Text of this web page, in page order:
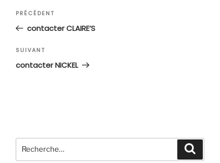
Navigation
l’article
Article
précédent
PRÉCÉDENT
contacter CLAIRE’S
Article
suivant
SUIVANT
contacter NICKEL
Recherche
pour